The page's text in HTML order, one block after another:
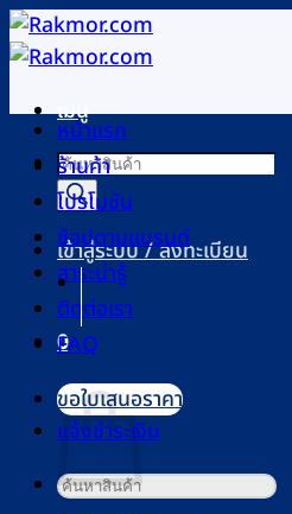
ข้าม
ไป
เนื้อหาเมนู
Products
search
เข้าสู่ระบบ / ลงทะเบียน
0
หน้าแรก
ร้านค้า
โปรโมชัน
ช้อปตามแบรนด์
สาระน่ารู้
ติดต่อเรา
FAQ
ขอใบเสนอราคา
แจ้งชำระเงิน
ค้นหา: